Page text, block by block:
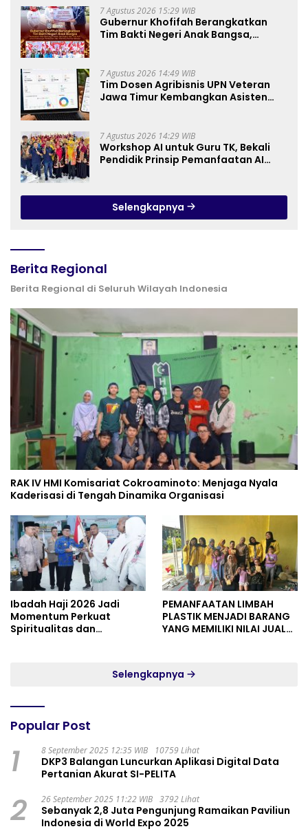
7 Agustus 2026 15:29 WIB
Gubernur Khofifah Berangkatkan
Tim Bakti Negeri Anak Bangsa,
Kemerdekaan
7 Agustus 2026 14:49 WIB
Tim Dosen Agribisnis UPN Veteran
Jawa Timur Kembangkan Asisten
7 Agustus 2026 14:29 WIB
Workshop AI untuk Guru TK, Bekali
Pendidik Prinsip Pemanfaatan AI
Selengkapnya
Berita Regional
Berita Regional di Seluruh Wilayah Indonesia
RAK IV HMI Komisariat Cokroaminoto: Menjaga Nyala
Kaderisasi di Tengah Dinamika Organisasi
Ibadah Haji 2026 Jadi
Momentum Perkuat
Spiritualitas dan
PEMANFAATAN LIMBAH
PLASTIK MENJADI BARANG
YANG MEMILIKI NILAI JUAL
Selengkapnya
Popular Post
1 8 September 2025 12:35 WIB 10759 Lihat
DKP3 Balangan Luncurkan Aplikasi Digital Data
Pertanian Akurat SI-PELITA
2 26 September 2025 11:22 WIB 3792 Lihat
Sebanyak 2,8 Juta Pengunjung Ramaikan Paviliun
Indonesia di World Expo 2025